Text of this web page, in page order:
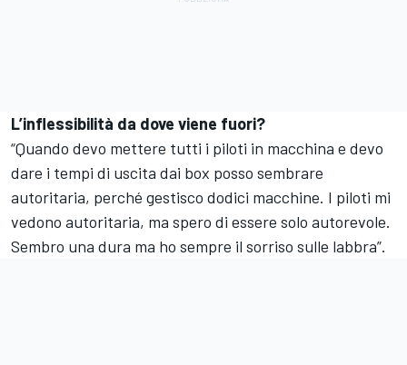
L’inflessibilità da dove viene fuori?
“Quando devo mettere tutti i piloti in macchina e devo
dare i tempi di uscita dai box posso sembrare
autoritaria, perché gestisco dodici macchine. I piloti mi
vedono autoritaria, ma spero di essere solo autorevole.
Sembro una dura ma ho sempre il sorriso sulle labbra”.